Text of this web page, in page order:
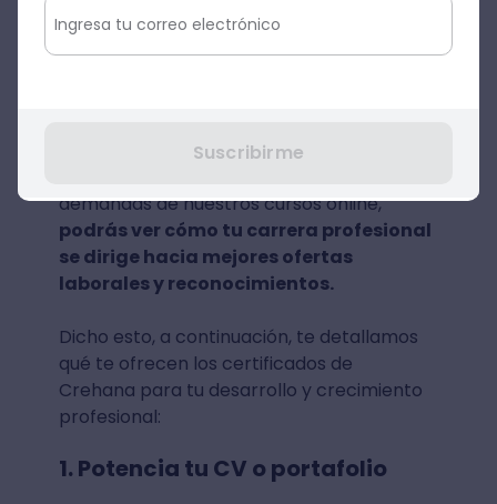
certificados de Crehana?
esta certificación? Si te dedicas lo
demandas de nuestros cursos online,
podrás ver cómo tu carrera profesional
se dirige hacia mejores ofertas
laborales y reconocimientos.
Dicho esto, a continuación, te detallamos
qué te ofrecen los certificados de
Crehana para tu desarrollo y crecimiento
profesional:
1. Potencia tu CV o portafolio
Suscribirme